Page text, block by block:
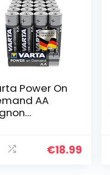
Power On
AA
–
€18.99